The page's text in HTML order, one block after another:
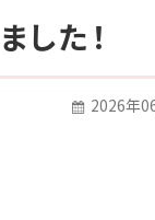
した！
2026年